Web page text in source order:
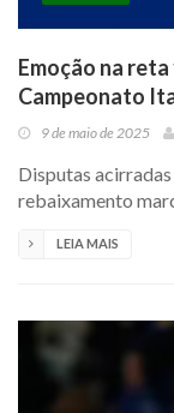
Emoção na
Campeonato
9 de maio de 2025
Disputas
rebaixamento
LEIA MAIS